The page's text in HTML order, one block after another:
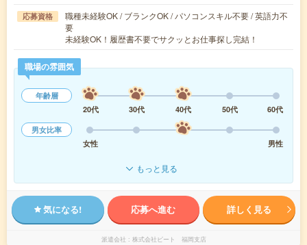
応募資格
職種未経験OK / ブランクOK / パソコンスキル不要 / 英語力不
要
未経験OK！履歴書不要でサクッとお仕事探し完結！
職場の雰囲気
年齢層
20代
30代 40代 50代
60代
男女比率
女性
男性
もっと見る
気になる! 応募へ進む 詳しく見る
派遣会社 株式会社ビート 福岡支店